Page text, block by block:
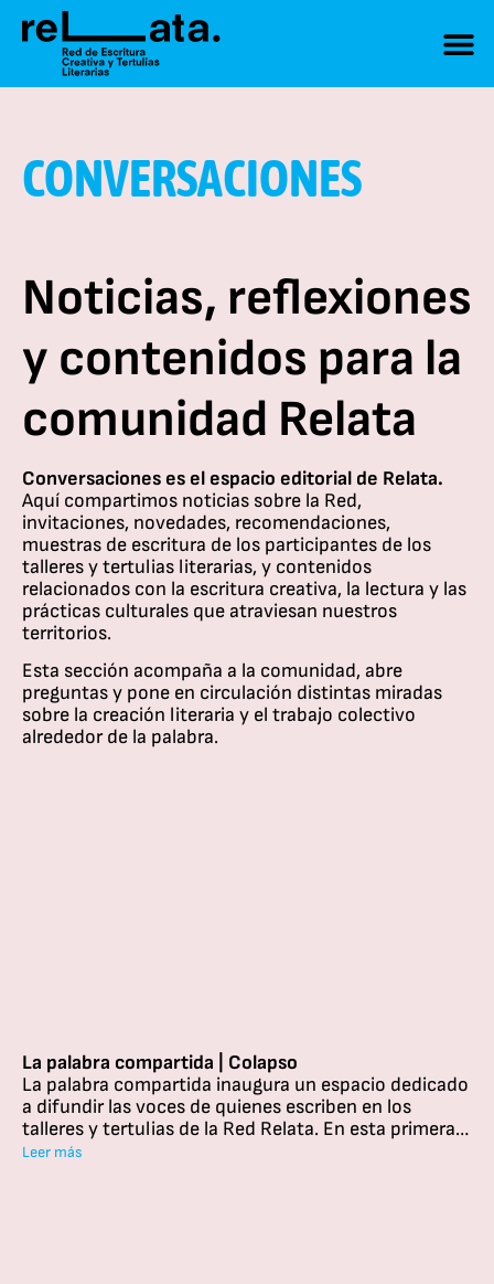
CONVERSACIONES
Noticias, reflexiones
y contenidos para la
comunidad Relata
Conversaciones es el espacio editorial de Relata.
Aquí compartimos noticias sobre la Red,
invitaciones, novedades, recomendaciones,
muestras de escritura de los participantes de los
talleres y tertulias literarias, y contenidos
relacionados con la escritura creativa, la lectura y las
prácticas culturales que atraviesan nuestros
territorios.
Esta sección acompaña a la comunidad, abre
preguntas y pone en circulación distintas miradas
sobre la creación literaria y el trabajo colectivo
alrededor de la palabra.
La palabra compartida | Colapso
La palabra compartida inaugura un espacio dedicado
a difundir las voces de quienes escriben en los
talleres y tertulias de la Red Relata. En esta primera
entrega, la escritora Yury Tatiana Rodríguez Talero
Leer más